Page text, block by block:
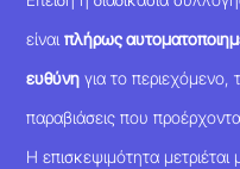
είναιπλήρως
ευθύνη για το περιεχόμενο,
παραβιάσεις που
Η επισκεψιμότητα μετριέται